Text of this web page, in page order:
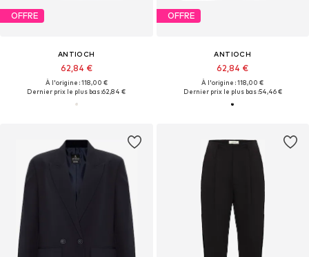
OFFRE
ANTIOCH
62,84 €
À l'origine : 118,00 €
Dernier prix le plus bas :62,84 €
OFFRE
ANTIOCH
62,84 €
À l'origine : 118,00 €
Dernier prix le plus bas :54,46 €